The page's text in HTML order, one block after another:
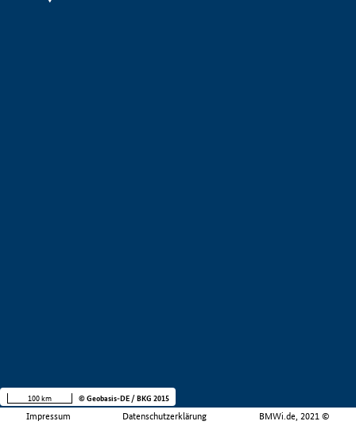
Impressum Datenschutzerklärung BMWi.de, 2021 ©
100 km © Geobasis-DE / BKG 2015